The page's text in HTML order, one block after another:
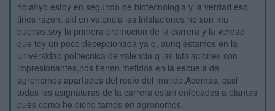
hola!!yo estoy en segundo de biotecnologia y la verdad esq
tines razon, aki en valencia las intalaciones no son mu
buenas.soy la primera promocion de la carrera y la verdad
que toy un poco decepcionada ya q, aunq estamos en la
universidad politecnica de valencia q las istalaciones son
impresionantes,nos tienen metidos en la escuela de
agronomos apartados del resto del mundo.Además, casi
todas las asignaturas de la carrera estan enfocadas a plantas
pues como he dicho tamos en agronomos.